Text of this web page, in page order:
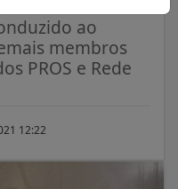
ao
membros
PROS e Rede
12:22